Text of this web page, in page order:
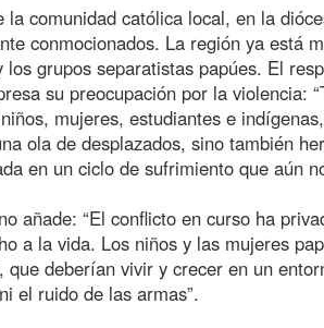
la comunidad católica local, en la
conmocionados. La región ya está
los grupos separatistas papúes. El
su preocupación por la violencia:
mujeres, estudiantes e
ola de desplazados, sino también
en un ciclo de sufrimiento que aún
añade: “El conflicto en curso ha
a la vida. Los niños y las mujeres
que deberían vivir y crecer en un
el ruido de las armas”.